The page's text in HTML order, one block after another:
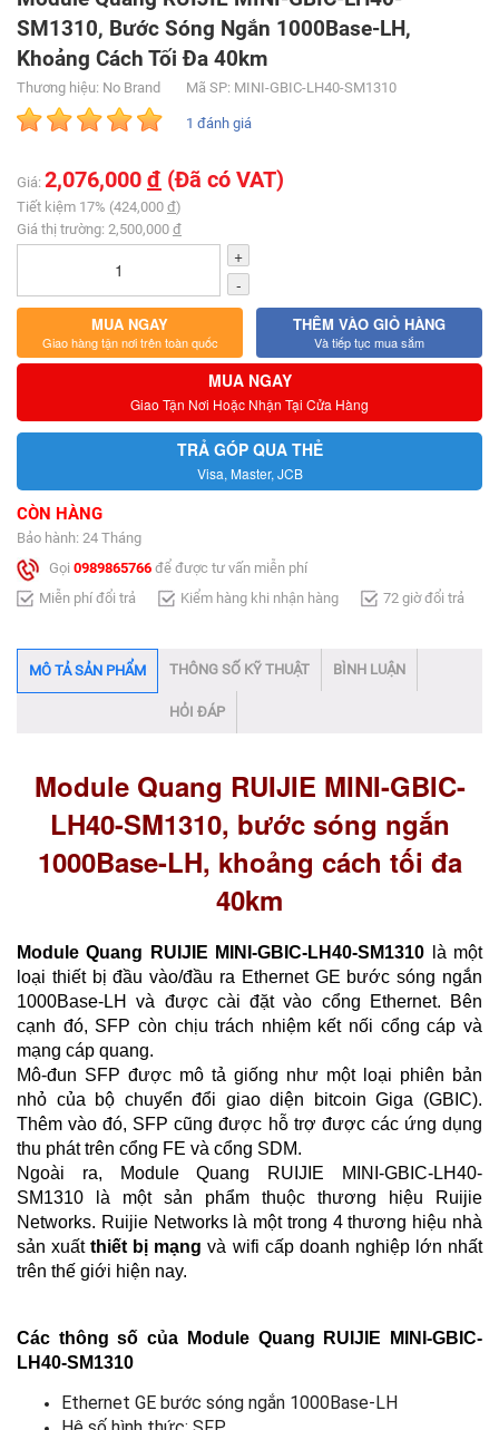
SM1310, Bước Sóng Ngắn 1000Base-LH,
Khoảng Cách Tối Đa 40km
Thương hiệu: No Brand Mã SP: MINI-GBIC-LH40-SM1310
1 đánh giá
Giá: 2,076,000 đ (Đã có VAT)
Tiết kiệm 17% (424,000 đ)
Giá thị trường: 2,500,000 đ
+
-
MUA NGAY
Giao hàng tận nơi trên toàn quốc
THÊM VÀO GIỎ HÀNG
Và tiếp tục mua sắm
MUA NGAY
Giao Tận Nơi Hoặc Nhận Tại Cửa Hàng
TRẢ GÓP QUA THẺ
Visa, Master, JCB
CÒN HÀNG
Bảo hành: 24 Tháng
Gọi 0989865766 để được tư vấn miễn phí
Miễn phí đổi trả
Kiểm hàng khi nhận hàng 72 giờ đổi trả
MÔ TẢ SẢN PHẨM THÔNG SỐ KỸ THUẬT BÌNH LUẬN
HỎI ĐÁP
Module Quang RUIJIE MINI-GBIC-
LH40-SM1310, bước sóng ngắn
1000Base-LH, khoảng cách tối đa
40km​
Module Quang RUIJIE MINI-GBIC-LH40-SM1310 là một
loại thiết bị đầu vào/đầu ra Ethernet GE bước sóng ngắn
1000Base-LH và được cài đặt vào cổng Ethernet. Bên
cạnh đó, SFP còn chịu trách nhiệm kết nối cổng cáp và
mạng cáp quang.
Mô-đun SFP được mô tả giống như một loại phiên bản
nhỏ của bộ chuyển đổi giao diện bitcoin Giga (GBIC).
Thêm vào đó, SFP cũng được hỗ trợ được các ứng dụng
thu phát trên cổng FE và cổng SDM.
Ngoài ra, Module Quang RUIJIE MINI-GBIC-LH40-
SM1310 là một sản phẩm thuộc thương hiệu Ruijie
Networks. Ruijie Networks là một trong 4 thương hiệu nhà
sản xuấtthiết bị mạng và wifi cấp doanh nghiệp lớn nhất
trên thế giới hiện nay.
Các thông số của Module Quang RUIJIE MINI-GBIC-
LH40-SM1310
Ethernet GE bước sóng ngắn 1000Base-LH